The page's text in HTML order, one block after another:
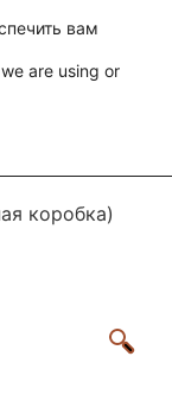
600 888 44
0
коробка)
вам
are using or
cookie GDPR